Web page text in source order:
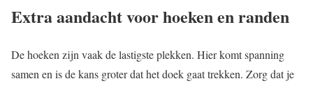
Extra aandacht voor hoeken en randen
De hoeken zijn vaak de lastigste plekken. Hier komt spanning
samen en is de kans groter dat het doek gaat trekken. Zorg dat je